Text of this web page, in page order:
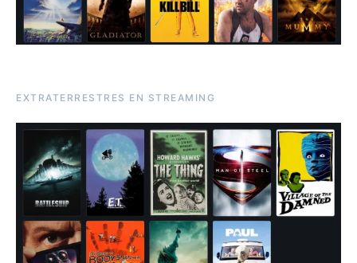
EXTRATERRESTRES EN STREAMING